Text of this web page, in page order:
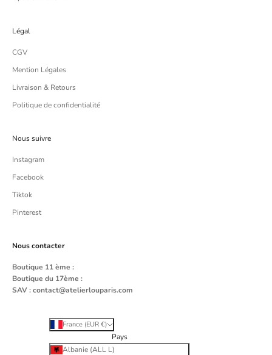
Légal
CGV
Mention Légales
Livraison & Retours
Politique de confidentialité
Nous suivre
Instagram
Facebook
Tiktok
Pinterest
Nous contacter
Boutique 11 ème :
Boutique du 17ème :
SAV :contact@atelierlouparis.com
France (EUR €)
Pays
Albanie (ALL L)